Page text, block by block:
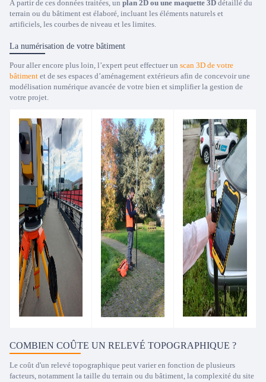
À partir de ces données traitées, un plan 2D ou une maquette 3D détaillé du
terrain ou du bâtiment est élaboré, incluant les éléments naturels et
artificiels, les courbes de niveau et les limites.
La numérisation de votre bâtiment
Pour aller encore plus loin, l’expert peut effectuer un scan 3D de votre
bâtiment et de ses espaces d’aménagement extérieurs afin de concevoir une
modélisation numérique avancée de votre bien et simplifier la gestion de
votre projet.
COMBIEN COÛTE UN RELEVÉ TOPOGRAPHIQUE ?
Le coût d'un relevé topographique peut varier en fonction de plusieurs
facteurs, notamment la taille du terrain ou du bâtiment, la complexité du site